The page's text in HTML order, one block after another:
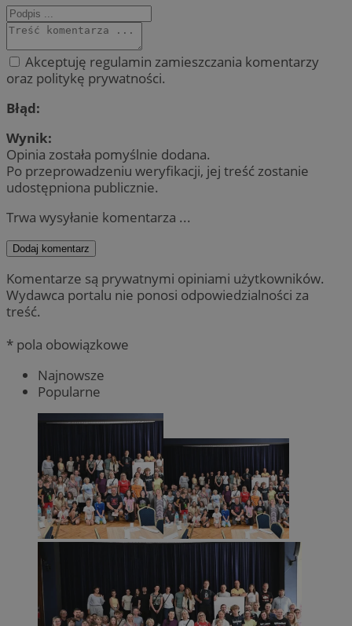
Akceptuję regulamin zamieszczania komentarzy
oraz politykę prywatności.
Błąd:
Wynik:
Opinia została pomyślnie dodana.
Po przeprowadzeniu weryfikacji, jej treść zostanie
udostępniona publicznie.
Trwa wysyłanie komentarza ...
Dodaj komentarz
Komentarze są prywatnymi opiniami użytkowników.
Wydawca portalu nie ponosi odpowiedzialności za
treść.
* pola obowiązkowe
Najnowsze
Popularne